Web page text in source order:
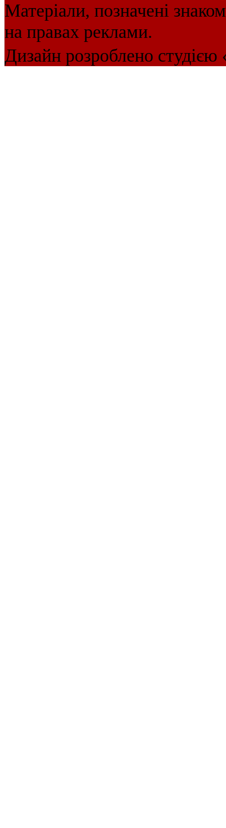
Матеріали, позначені
на правах реклами.
Дизайн розроблено студією